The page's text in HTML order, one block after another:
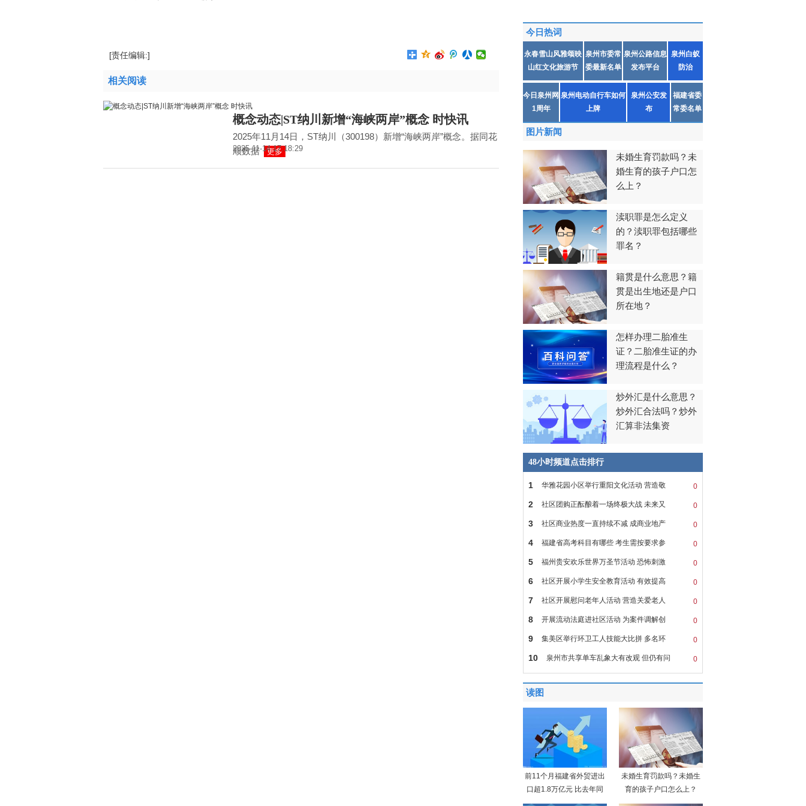
[责任编辑:]
相关阅读
概念动态|ST纳川新增“海峡两岸”概念 时快讯
2025年11月14日，ST纳川（300198）新增“海峡两岸”概念。据同花
顺数据
更多
2025-11-14 17:18:29
今日热词
永春雪山风雅颂映
山红文化旅游节
泉州市委常
委最新名单
泉州公路信息
发布平台
泉州白蚁
防治
今日泉州网
1周年
泉州电动自行车如何
上牌
泉州公安发
布
福建省委
常委名单
图片新闻
未婚生育罚款吗？未
婚生育的孩子户口怎
么上？
渎职罪是怎么定义
的？渎职罪包括哪些
罪名？
籍贯是什么意思？籍
贯是出生地还是户口
所在地？
怎样办理二胎准生
证？二胎准生证的办
理流程是什么？
炒外汇是什么意思？
炒外汇合法吗？炒外
汇算非法集资
48小时频道点击排行
0
1 华雅花园小区举行重阳文化活动 营造敬
0
2 社区团购正酝酿着一场终极大战 未来又
0
3 社区商业热度一直持续不减 成商业地产
0
4 福建省高考科目有哪些 考生需按要求参
0
5 福州贵安欢乐世界万圣节活动 恐怖刺激
0
6 社区开展小学生安全教育活动 有效提高
0
7 社区开展慰问老年人活动 营造关爱老人
0
8 开展流动法庭进社区活动 为案件调解创
0
9 集美区举行环卫工人技能大比拼 多名环
0
10 泉州市共享单车乱象大有改观 但仍有问
读图
前11个月福建省外贸进出
口超1.8万亿元 比去年同
未婚生育罚款吗？未婚生
育的孩子户口怎么上？